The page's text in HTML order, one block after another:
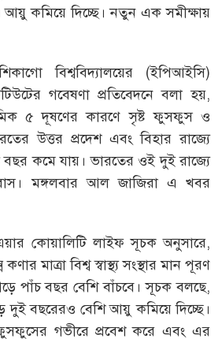
কমিয়ে দিচ্ছে। নতুন এক সমীক্ষায়
বিশ্ববিদ্যালয়ের (ইপিআইসি)
গবেষণা প্রতিবেদনে বলা হয়,
৫ দূষণের কারণে সৃষ্ট ফুসফুস ও
উত্তর প্রদেশ এবং বিহার রাজ্যে
কমে যায়। ভারতের ওই দুই রাজ্যে
মঙ্গলবার আল জাজিরা এ খবর
কোয়ালিটি লাইফ সূচক অনুসারে,
মাত্রা বিশ্ব স্বাস্থ্য সংস্থার মান পূরণ
পাঁচ বছর বেশি বাঁচবে। সূচক বলছে,
দুই বছরেরও বেশি আয়ু কমিয়ে দিচ্ছে।
গভীরে প্রবেশ করে এবং এর